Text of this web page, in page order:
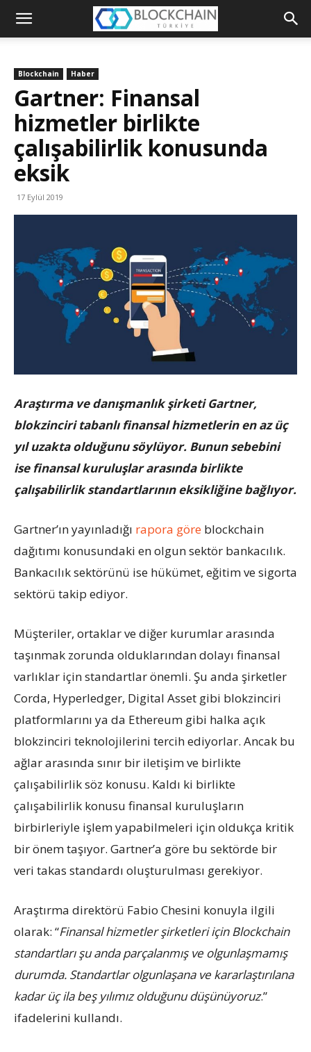
Blockchain
Blockchain Haber
Gartner: Finansal
hizmetler birlikte
çalışabilirlik konusunda
eksik
17 Eylül 2019
Araştırma ve danışmanlık şirketi Gartner,
blokzinciri tabanlı finansal hizmetlerin en az üç
yıl uzakta olduğunu söylüyor. Bunun sebebini
ise finansal kuruluşlar arasında birlikte
çalışabilirlik standartlarının eksikliğine bağlıyor.
Gartner’ın yayınladığı rapora göre blockchain
dağıtımı konusundaki en olgun sektör bankacılık.
Bankacılık sektörünü ise hükümet, eğitim ve sigorta
sektörü takip ediyor.
Müşteriler, ortaklar ve diğer kurumlar arasında
taşınmak zorunda olduklarından dolayı finansal
varlıklar için standartlar önemli. Şu anda şirketler
Corda, Hyperledger, Digital Asset gibi blokzinciri
platformlarını ya da Ethereum gibi halka açık
blokzinciri teknolojilerini tercih ediyorlar. Ancak bu
ağlar arasında sınır bir iletişim ve birlikte
çalışabilirlik söz konusu. Kaldı ki birlikte
çalışabilirlik konusu finansal kuruluşların
birbirleriyle işlem yapabilmeleri için oldukça kritik
bir önem taşıyor. Gartner’a göre bu sektörde bir
veri takas standardı oluşturulması gerekiyor.
Araştırma direktörü Fabio Chesini konuyla ilgili
olarak: “Finansal hizmetler şirketleri için Blockchain
standartları şu anda parçalanmış ve olgunlaşmamış
durumda. Standartlar olgunlaşana ve kararlaştırılana
kadar üç ila beş yılımız olduğunu düşünüyoruz.”
ifadelerini kullandı.